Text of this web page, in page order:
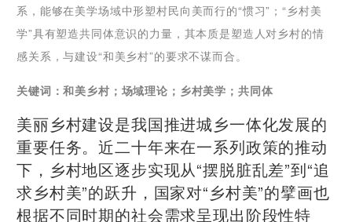
系，能够在美学场域中形塑村民向美而行的“惯习”；“乡村美
学”具有塑造共同体意识的力量，其本质是塑造人对乡村的情
感关系，与建设“和美乡村”的要求不谋而合。
关键词：和美乡村；场域理论；乡村美学；共同体
美丽乡村建设是我国推进城乡一体化发展的
重要任务。近二十年来在一系列政策的推动
下，乡村地区逐步实现从“摆脱脏乱差”到“追
求乡村美”的跃升，国家对“乡村美”的擘画也
根据不同时期的社会需求呈现出阶段性特